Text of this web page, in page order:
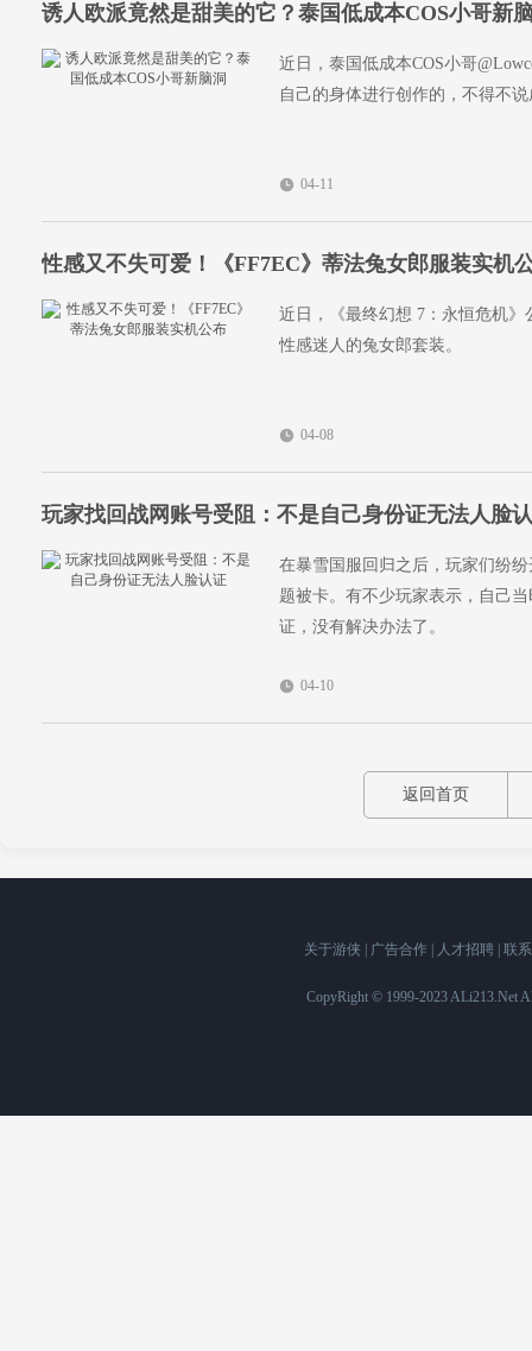
诱人欧派竟然是甜美的它？泰国低成本COS小哥新
近日，泰国低成本COS小哥
自己的身体进行创作的，不得不
04-11
性感又不失可爱！《FF7EC》蒂法兔女郎服装实机
近日，《最终幻想 7：永恒危机
性感迷人的兔女郎套装。
04-08
玩家找回战网账号受阻：不是自己身份证无法人脸
在暴雪国服回归之后，玩家们纷
题被卡。有不少玩家表示，自己
证，没有解决办法了。
04-10
返回首页
关于游侠 广告合作 人才招聘 联
CopyRight © 1999-2023 ALi213.Net